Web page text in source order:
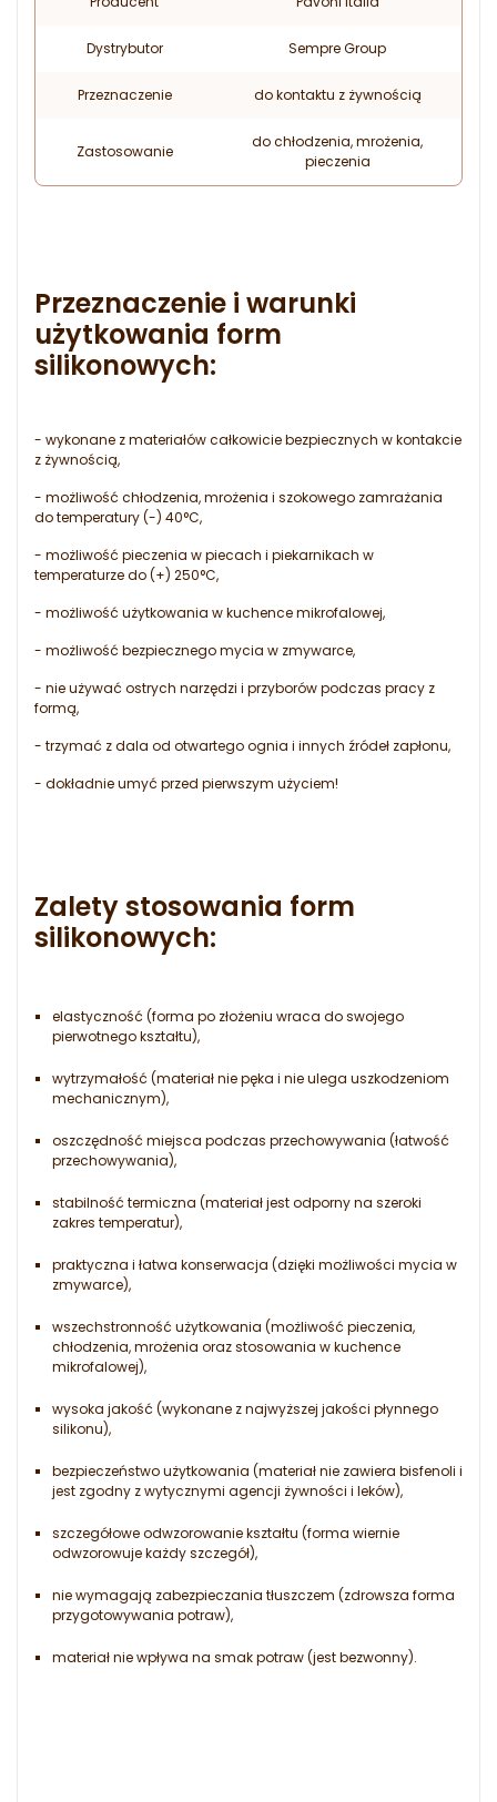
Dystrybutor Sempre Group
Przeznaczenie do kontaktu z żywnością
Zastosowanie
do chłodzenia, mrożenia,
pieczenia
Przeznaczenie i warunki
użytkowania form
silikonowych:
- wykonane z materiałów całkowicie bezpiecznych w kontakcie
z żywnością,
- możliwość chłodzenia, mrożenia i szokowego zamrażania
do temperatury (-) 40°C,
- możliwość pieczenia w piecach i piekarnikach w
temperaturze do (+) 250°C,
- możliwość użytkowania w kuchence mikrofalowej,
- możliwość bezpiecznego mycia w zmywarce,
- nie używać ostrych narzędzi i przyborów podczas pracy z
formą,
- trzymać z dala od otwartego ognia i innych źródeł zapłonu,
- dokładnie umyć przed pierwszym użyciem!
Zalety stosowania form
silikonowych:
elastyczność (forma po złożeniu wraca do swojego
pierwotnego kształtu),
wytrzymałość (materiał nie pęka i nie ulega uszkodzeniom
mechanicznym),
oszczędność miejsca podczas przechowywania (łatwość
przechowywania),
stabilność termiczna (materiał jest odporny na szeroki
zakres temperatur),
praktyczna i łatwa konserwacja (dzięki możliwości mycia w
zmywarce),
wszechstronność użytkowania (możliwość pieczenia,
chłodzenia, mrożenia oraz stosowania w kuchence
mikrofalowej),
wysoka jakość (wykonane z najwyższej jakości płynnego
silikonu),
bezpieczeństwo użytkowania (materiał nie zawiera bisfenoli i
jest zgodny z wytycznymi agencji żywności i leków),
szczegółowe odwzorowanie kształtu (forma wiernie
odwzorowuje każdy szczegół),
nie wymagają zabezpieczania tłuszczem (zdrowsza forma
przygotowywania potraw),
materiał nie wpływa na smak potraw (jest bezwonny).